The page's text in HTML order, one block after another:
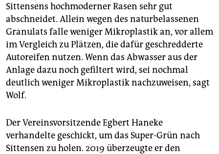
Sittensens hochmoderner Rasen sehr gut
abschneidet. Allein wegen des naturbelassenen
Granulats falle weniger Mikroplastik an, vor allem
im Vergleich zu Plätzen, die dafür geschredderte
Autoreifen nutzen. Wenn das Abwasser aus der
Anlage dazu noch gefiltert wird, sei nochmal
deutlich weniger Mikroplastik nachzuweisen, sagt
Wolf.
Der Vereinsvorsitzende Egbert Haneke
verhandelte geschickt, um das Super-Grün nach
Sittensen zu holen. 2019 überzeugte er den